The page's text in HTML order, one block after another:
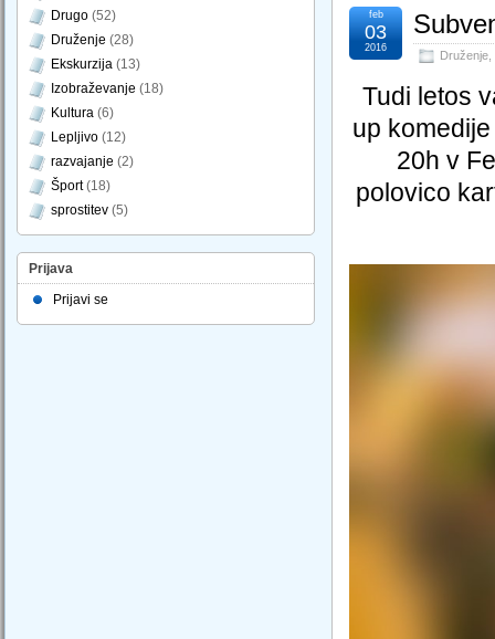
Druženje
feb
03
2016
Tudi letos
up
20h v
polovico
Drugo (52)
Druženje (28)
Ekskurzija (13)
Izobraževanje (18)
Kultura (6)
Lepljivo (12)
razvajanje (2)
Šport(18)
sprostitev (5)
Prijava
Prijavi se